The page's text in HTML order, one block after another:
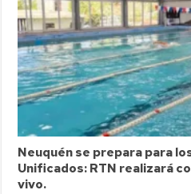
Neuquén se prepara para
Unificados: RTN realizará
vivo.